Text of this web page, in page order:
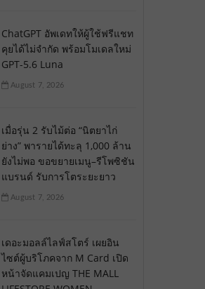
ChatGPT อัพเดทให้ผู้ใช้ฟรีแชท
คุยได้ไม่จำกัด พร้อมโมเดลใหม่
GPT-5.6 Luna
August 7, 2026
เมื่อรุ่น 2 รับไม้ต่อ “นิตยาไก่
ย่าง” พารายได้ทะลุ 1,000 ล้าน
ยังไม่พอ ขอขยายเมนู–รีโพซิชัน
แบรนด์ รับการโตระยะยาว
August 7, 2026
เดอะมอลล์ไลฟ์สโตร์ เผยอิน
ไซต์ผู้บริโภคจาก M Card เปิด
หน้าจัดแคมเปญ THE MALL